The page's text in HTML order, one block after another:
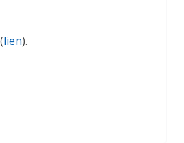
lien).